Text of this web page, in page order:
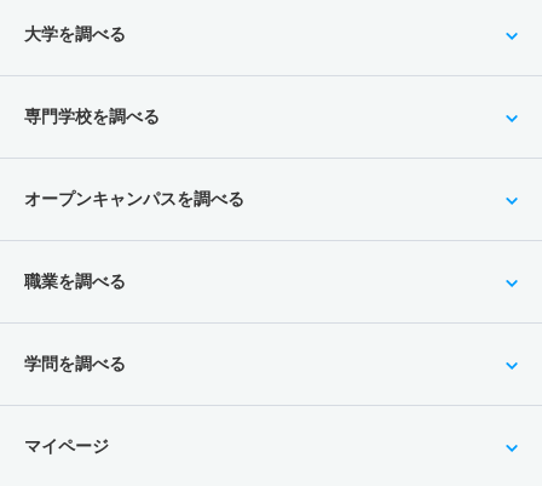
大学を調べる
専門学校を調べる
オープンキャンパスを調べる
職業を調べる
学問を調べる
マイページ